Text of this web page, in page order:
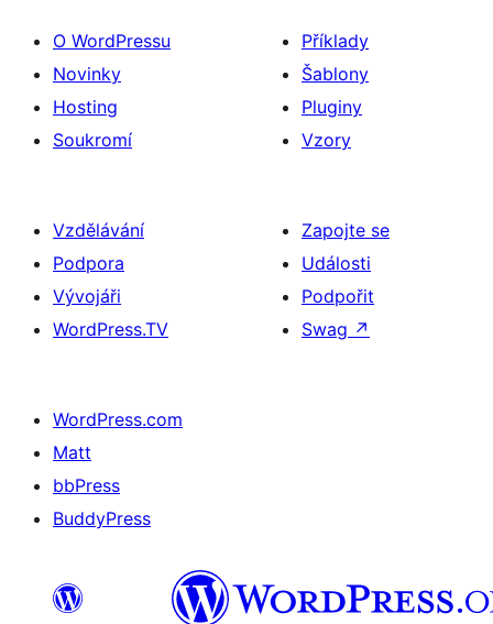
O WordPressu
Novinky
Hosting
Soukromí
Příklady
Šablony
Pluginy
Vzory
Vzdělávání
Podpora
Vývojáři
WordPress.TV
Zapojte se
Události
Podpořit
Swag ↗
WordPress.com
Matt
bbPress
BuddyPress